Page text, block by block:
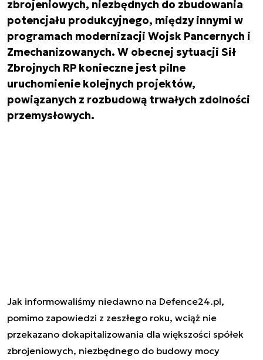
zbrojeniowych, niezbędnych do zbudowania
potencjału produkcyjnego, między innymi w
programach modernizacji Wojsk Pancernych i
Zmechanizowanych. W obecnej sytuacji Sił
Zbrojnych RP konieczne jest pilne
uruchomienie kolejnych projektów,
powiązanych z rozbudową trwałych zdolności
przemysłowych.
Jak informowaliśmy niedawno na Defence24.pl,
pomimo zapowiedzi z zeszłego roku, wciąż nie
przekazano dokapitalizowania dla większości spółek
zbrojeniowych, niezbędnego do budowy mocy